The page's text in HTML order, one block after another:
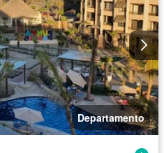
Departamento